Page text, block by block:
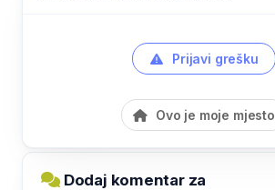
Prijavi grešku
Ovo je moje mjesto
Dodaj komentar za